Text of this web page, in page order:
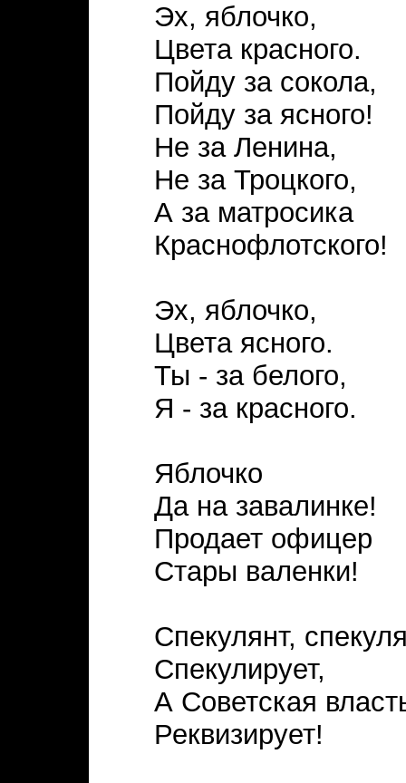
Эх, яблочко,
Цвета красного.
Пойду за сокола,
Пойду за ясного!
Не за Ленина,
Не за Троцкого,
А за матросика
Краснофлотского!
Эх, яблочко,
Цвета ясного.
Ты - за белого,
Я - за красного.
Яблочко
Да на завалинке!
Продает офицер
Стары валенки!
Спекулянт,
Спекулирует,
А Советская
Реквизирует!